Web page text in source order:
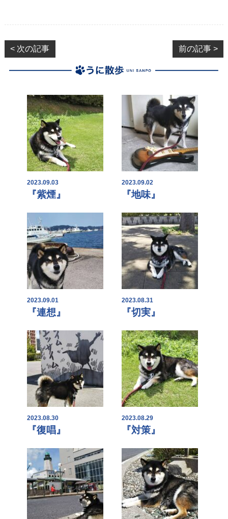
< 次の記事 前の記事 >
2023.09.03
『紫煙』
2023.09.02
『地味』
2023.09.01
『連想』
2023.08.31
『切実』
2023.08.30
『復唱』
2023.08.29
『対策』